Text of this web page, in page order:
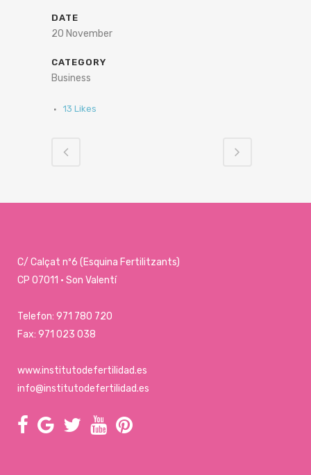
DATE
20 November
CATEGORY
Business
13 Likes
C/ Calçat nº6 (Esquina Fertilitzants)
CP 07011 · Son Valentí
Telefon: 971 780 720
Fax: 971 023 038
www.institutodefertilidad.es
info@institutodefertilidad.es